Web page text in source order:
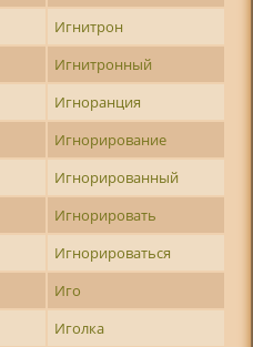
Игнитрон
Игнитронный
Игноранция
Игнорирование
Игнорированный
Игнорировать
Игнорироваться
Иго
Иголка